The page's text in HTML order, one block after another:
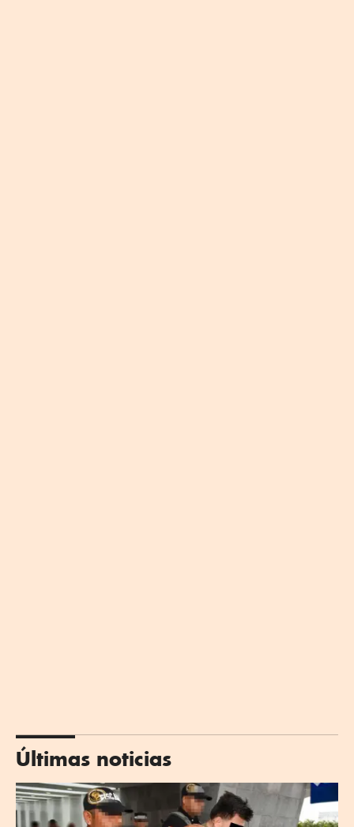
Últimas noticias